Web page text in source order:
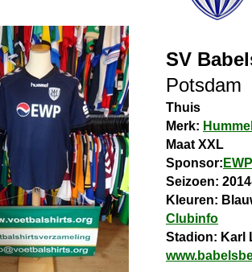
SV
Potsdam
Thuis
Merk:
Maat XXL
Sponsor: EWP
Seizoen:
Kleuren:
Clubinfo
Stadion: Karl